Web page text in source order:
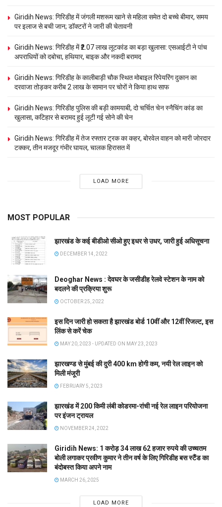
Giridih News: गिरिडीह में जंगली मशरूम खाने से महिला समेत दो बच्चे बीमार, समय
पर इलाज से बची जान; डॉक्टरों ने जारी की चेतावनी
Giridih News: गिरिडीह में ₹2.07 लाख लूटकांड का बड़ा खुलासा: एसआईटी ने पांच
अपराधियों को दबोचा, हथियार, बाइक और नकदी बरामद
Giridih News: गिरिडीह के कालीबाड़ी चौक स्थित मोबाइल रिपेयरिंग दुकान का
दरवाजा तोड़कर करीब 2 लाख के सामान पर चोरों ने किया हाथ साफ
Giridih News: गिरिडीह पुलिस की बड़ी कामयाबी, दो चर्चित चेन स्नैचिंग कांड का
खुलासा, कटिहार से बरामद हुई लूटी गई सोने की चेन
Giridih News: गिरिडीह में तेज रफ्तार ट्रक का कहर, बोरवेल वाहन को मारी जोरदार
टक्कर, तीन मजदूर गंभीर घायल, चालक हिरासत में
LOAD MORE
MOST POPULAR
झारखंड के कई बीडीओ सीओ हुए इधर से उधर, जारी हुई अधिसूचना
DECEMBER 14, 2022
Deoghar News : देवघर के जसीडीह रेलवे स्टेशन के नाम को
बदलने की प्रक्रिया शुरू
OCTOBER 25, 2022
इस दिन जारी हो सकता है झारखंड बोर्ड 10वीं और 12वीं रिजल्ट, इस
लिंक से करें चेक
MAY 20, 2023 - UPDATED ON MAY 23, 2023
झारखण्ड से मुंबई की दुरी 400 km होगी कम, नयी रेल लाइन को
मिली मंजूरी
FEBRUARY 5, 2023
झारखंड में 200 किमी लंबी कोडरमा-रांची नई रेल लाइन परियोजना
पर इंजन ट्रायल
NOVEMBER 24, 2022
Giridih News: 1 करोड़ 34 लाख 62 हजार रुपये की उच्चतम
बोली लगाकर प्रवीण कुमार ने तीन वर्ष के लिए गिरिडीह बस स्टैंड का
बंदोबस्त किया अपने नाम
MARCH 26, 2025
LOAD MORE